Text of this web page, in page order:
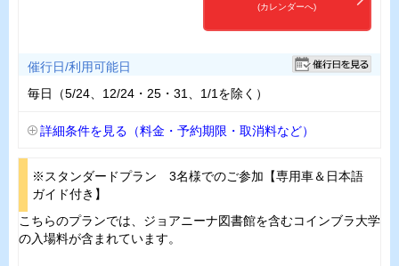
(カレンダーへ)
催行日/利用可能日
毎日（5/24、12/24・25・31、1/1を除く）
詳細条件を見る（料金・予約期限・取消料など）
※スタンダードプラン 3名様でのご参加【専用車＆日本語
ガイド付き】
こちらのプランでは、ジョアニーナ図書館を含むコインブラ大学
の入場料が含まれています。